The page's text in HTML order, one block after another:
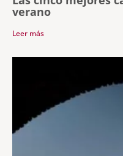
verano
Leer más